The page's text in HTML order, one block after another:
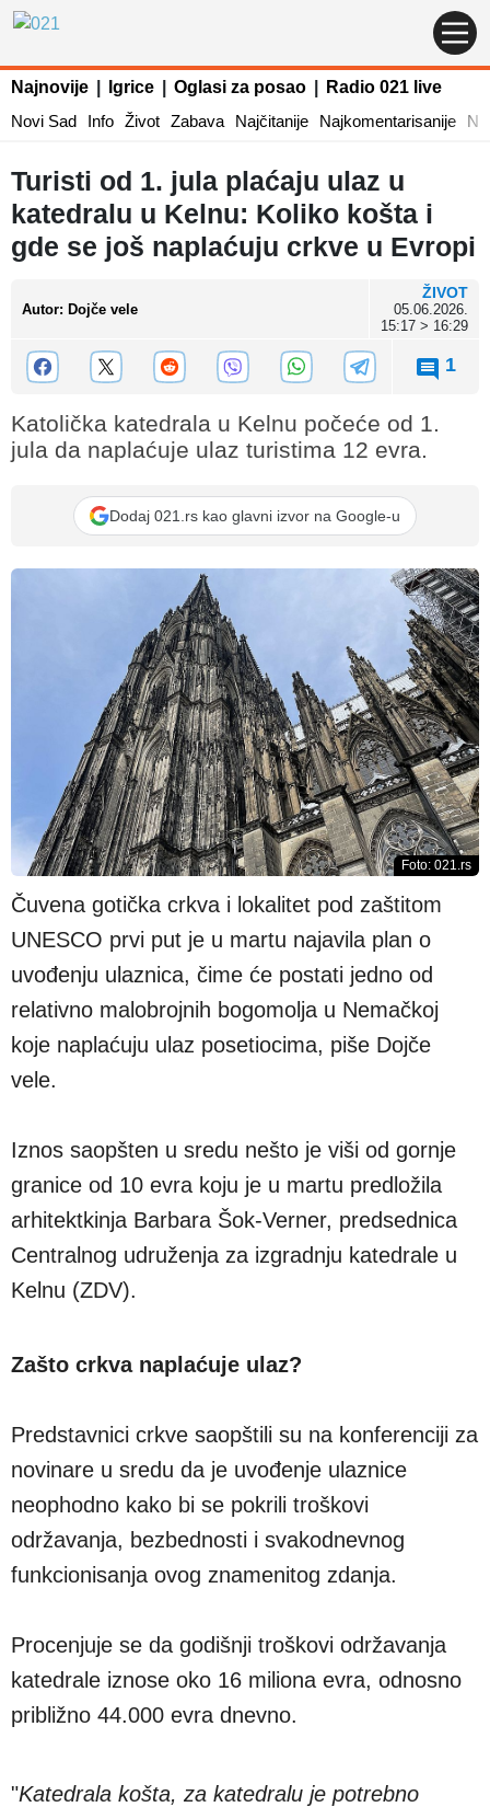
Najnovije Igrice Oglasi za posao
Radio 021 live
Novi Sad
Info Život Zabava Najčitanije Najkomentarisanije
Turisti od 1. jula plaćaju ulaz u
katedralu u Kelnu: Koliko košta i
gde se još naplaćuju crkve u Evropi
Autor: Dojče vele
ŽIVOT
05.06.2026.
15:17 > 16:29
1
Katolička katedrala u Kelnu počeće od 1.
jula da naplaćuje ulaz turistima 12 evra.
Dodaj 021.rs kao glavni izvor na Google-u
Foto: 021.rs
Čuvena gotička crkva i lokalitet pod zaštitom
UNESCO prvi put je u martu najavila plan o
uvođenju ulaznica, čime će postati jedno od
relativno malobrojnih bogomolja u Nemačkoj
koje naplaćuju ulaz posetiocima, piše Dojče
vele.
Iznos saopšten u sredu nešto je viši od gornje
granice od 10 evra koju je u martu predložila
arhitektkinja Barbara Šok-Verner, predsednica
Centralnog udruženja za izgradnju katedrale u
Kelnu (ZDV).
Zašto crkva naplaćuje ulaz?
Predstavnici crkve saopštili su na konferenciji za
novinare u sredu da je uvođenje ulaznice
neophodno kako bi se pokrili troškovi
održavanja, bezbednosti i svakodnevnog
funkcionisanja ovog znamenitog zdanja.
Procenjuje se da godišnji troškovi održavanja
katedrale iznose oko 16 miliona evra, odnosno
približno 44.000 evra dnevno.
"Katedrala košta, za katedralu je potrebno